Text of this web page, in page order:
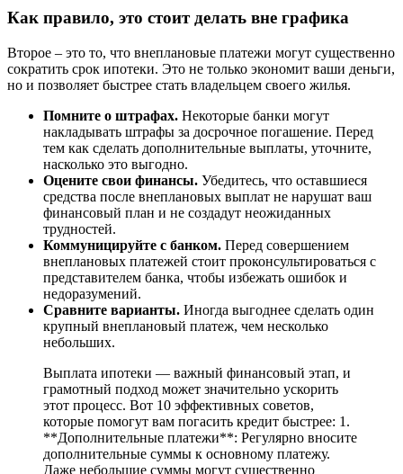
Как правило, это стоит делать вне графика
Второе – это то, что внеплановые платежи могут существенно
сократить срок ипотеки. Это не только экономит ваши деньги,
но и позволяет быстрее стать владельцем своего жилья.
Помните о штрафах. Некоторые банки могут
накладывать штрафы за досрочное погашение. Перед
тем как сделать дополнительные выплаты, уточните,
насколько это выгодно.
Оцените свои финансы. Убедитесь, что оставшиеся
средства после внеплановых выплат не нарушат ваш
финансовый план и не создадут неожиданных
трудностей.
Коммуницируйте с банком. Перед совершением
внеплановых платежей стоит проконсультироваться с
представителем банка, чтобы избежать ошибок и
недоразумений.
Сравните варианты. Иногда выгоднее сделать один
крупный внеплановый платеж, чем несколько
небольших.
Выплата ипотеки — важный финансовый этап, и
грамотный подход может значительно ускорить
этот процесс. Вот 10 эффективных советов,
которые помогут вам погасить кредит быстрее: 1.
**Дополнительные платежи**: Регулярно вносите
дополнительные суммы к основному платежу.
Даже небольшие суммы могут существенно